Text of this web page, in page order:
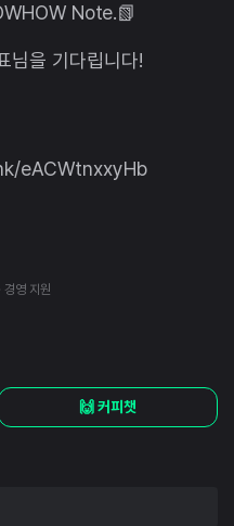
Note.📗
님을 기다립니다!
eACWtnxxyHb
· 경영 지원
🙌 커피챗